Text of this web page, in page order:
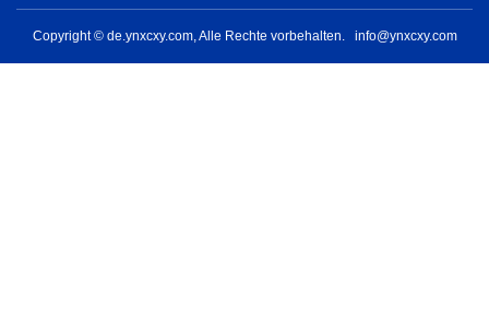
Copyright © de.ynxcxy.com, Alle Rechte vorbehalten. info@ynxcxy.com